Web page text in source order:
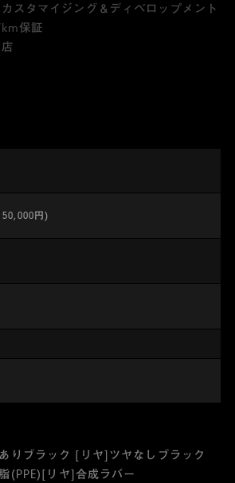
スタマイジング＆ディベロップメント
保証
円)
りブラック [リヤ]ツヤなしブラック
(PPE)[リヤ]合成ラバー